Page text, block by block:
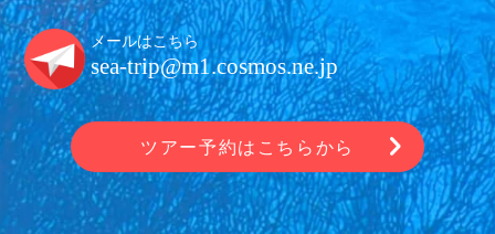
メールはこちら
sea-trip@m1.cosmos.ne.jp
ツアー予約はこちらから